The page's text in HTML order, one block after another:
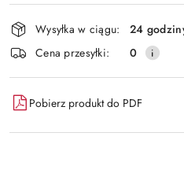
Dostępność
i
dostawa
Wysyłka w ciągu:
24
Cena przesyłki:
0
Pobierz produkt do PDF